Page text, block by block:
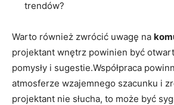
trendów?
Warto również zwrócić uwagę na
projektant wnętrz powinien być
pomysły ‌i sugestie.Współpraca
atmosferze wzajemnego szacunku i
projektant nie słucha, to może być